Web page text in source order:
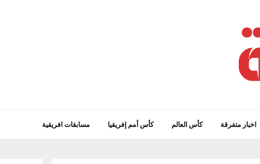
اخبار متفرقة كأس العالم كأس أمم إفريقيا مسابقات افريقية